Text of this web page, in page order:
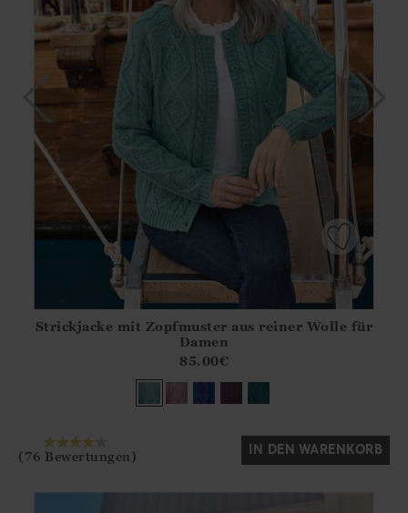
?? ""
Ja Nein
Strickjacke mit Zopfmuster aus reiner Wolle für
Damen
85.00€
(76 Bewertungen) IN DEN WARENKORB